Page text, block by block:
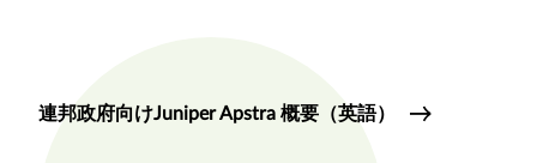
連邦政府向けJuniper Apstra 概要（英語）